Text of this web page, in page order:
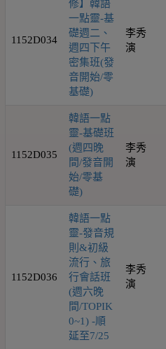
1152D034
修】韓語
一點靈-基
礎週二、
週四下午
密集班(發
音開始/零
基礎)
李秀
演
1152D035
韓語一點
靈-基礎班
(週四晚
間/發音開
始/零基
礎)
李秀
演
1152D036
韓語一點
靈-發音規
則&初級
流行、旅
行會話班
(週六晚
間/TOPIK
0~1) -順
延至7/25
李秀
演